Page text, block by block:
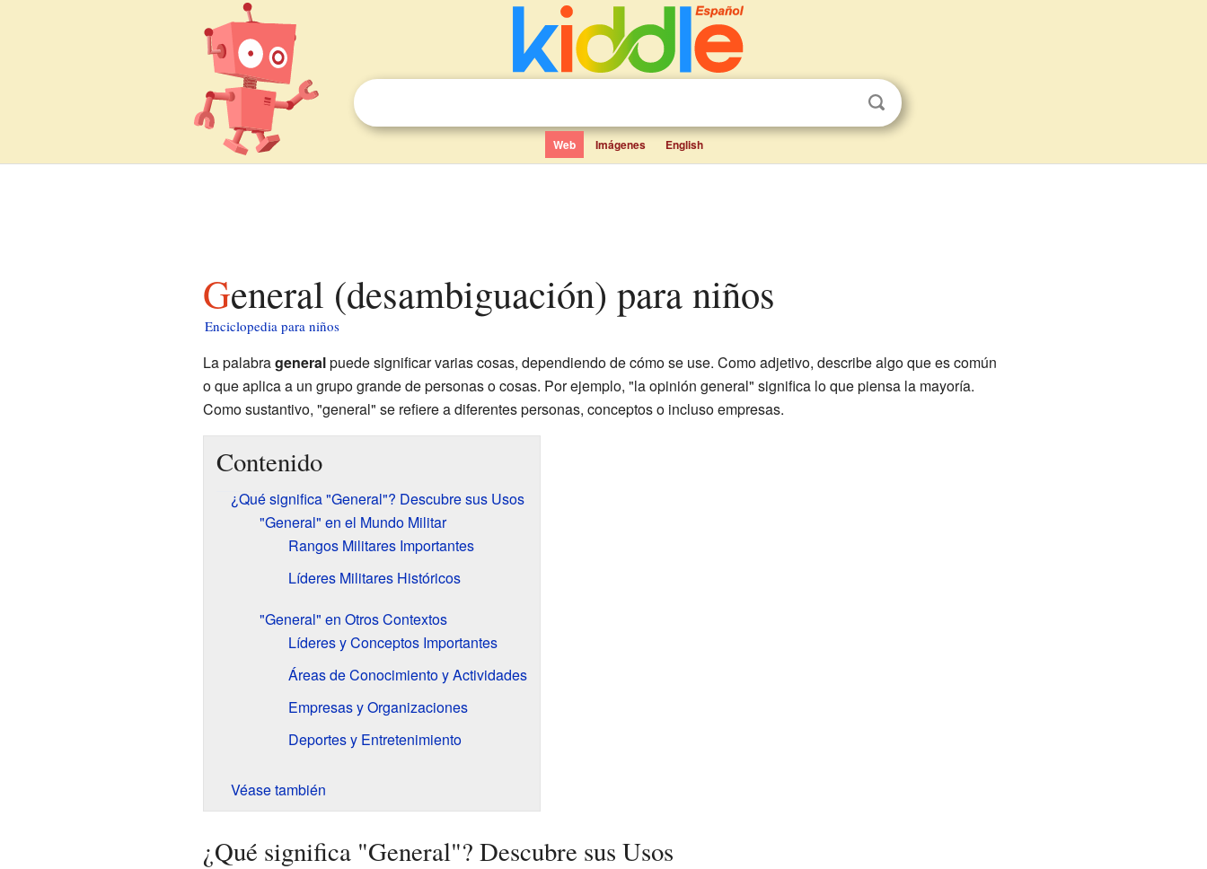
Web Imágenes English
General (desambiguación) para niños
Enciclopedia para niños
La palabrageneralpuede significar varias cosas, dependiendo de cómo se use. Como adjetivo, describe algo que es común
o que aplica a un grupo grande de personas o cosas. Por ejemplo, "la opinión general" significa lo que piensa la mayoría.
Como sustantivo, "general" se refiere a diferentes personas, conceptos o incluso empresas.
Contenido
¿Qué significa "General"? Descubre sus Usos
"General" en el Mundo Militar
Rangos Militares Importantes
Líderes Militares Históricos
"General" en Otros Contextos
Líderes y Conceptos Importantes
Áreas de Conocimiento y Actividades
Empresas y Organizaciones
Deportes y Entretenimiento
Véase también
¿Qué significa "General"? Descubre sus Usos